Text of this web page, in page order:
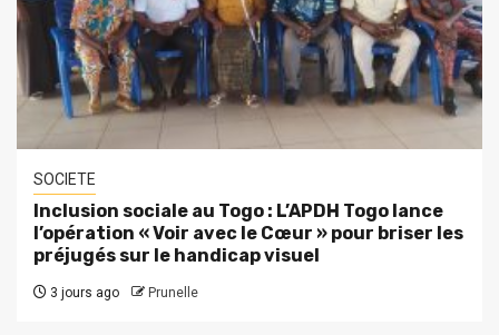
SOCIETE
Inclusion sociale au Togo : L’APDH Togo lance
l’opération « Voir avec le Cœur » pour briser les
préjugés sur le handicap visuel
3 jours ago Prunelle